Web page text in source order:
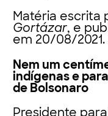
Matéria escrita
Gortázar, e
em 20/08/
Nem um
indígenas e
de Bolsonaro
Presidente